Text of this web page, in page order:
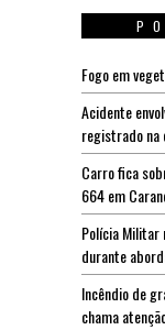
Fogo em
Acidente
registrado na
Carro fica
664 em
Polícia Militar
durante
Incêndio de
chama